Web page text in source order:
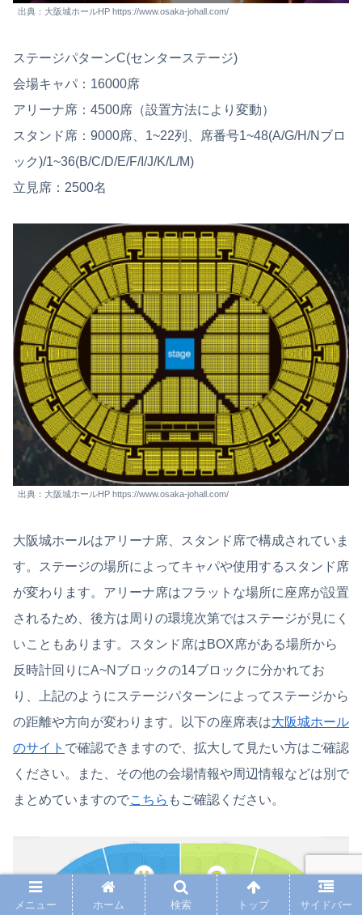
出典：大阪城ホールHP https://www.osaka-johall.com/
ステージパターンC(センターステージ)
会場キャパ：16000席
アリーナ席：4500席（設置方法により変動）
スタンド席：9000席、1~22列、席番号1~48(A/G/H/Nブロ
ック)/1~36(B/C/D/E/F/I/J/K/L/M)
立見席：2500名
出典：大阪城ホールHP https://www.osaka-johall.com/
大阪城ホールはアリーナ席、スタンド席で構成されていま
す。ステージの場所によってキャパや使用するスタンド席
が変わります。アリーナ席はフラットな場所に座席が設置
されるため、後方は周りの環境次第ではステージが見にく
いこともあります。スタンド席はBOX席がある場所から
反時計回りにA~Nブロックの14ブロックに分かれてお
り、上記のようにステージパターンによってステージから
の距離や方向が変わります。以下の座席表は大阪城ホール
のサイト で確認できますので、拡大して見たい方はご確認
ください。また、その他の会場情報や周辺情報などは別で
まとめていますのでこちら もご確認ください。
メニュー ホーム 検索 トップ サイドバー